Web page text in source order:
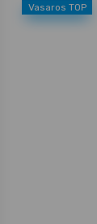
Vasaros TOP